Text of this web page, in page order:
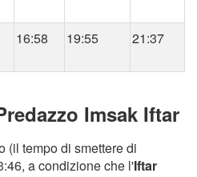
16:58 19:55 21:37
Imsak Iftar
(il tempo di smettere di
a condizione che l'Iftar